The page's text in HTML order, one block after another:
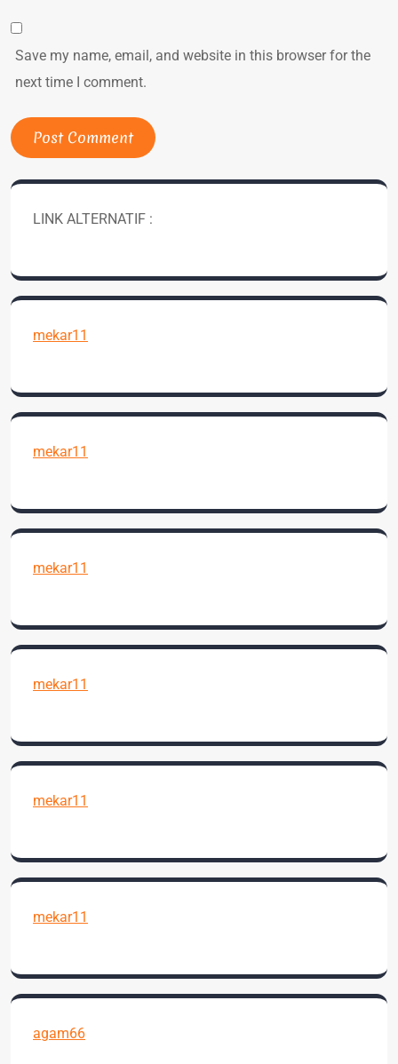
Save my name, email, and website in this browser for the
next time I comment.
LINK ALTERNATIF :
mekar11
mekar11
mekar11
mekar11
mekar11
mekar11
agam66